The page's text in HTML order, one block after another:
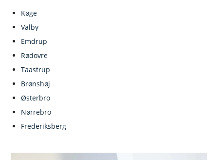
Køge
Valby
Emdrup
Rødovre
Taastrup
Brønshøj
Østerbro
Nørrebro
Frederiksberg